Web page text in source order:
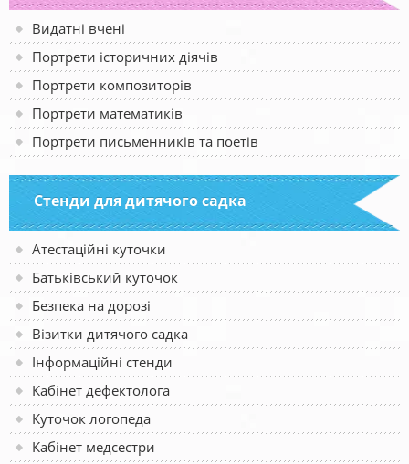
Видатні вчені
Портрети історичних діячів
Портрети композиторів
Портрети математиків
Портрети письменників та поетів
Стенди для дитячого садка
Атестаційні куточки
Батьківський куточок
Безпека на дорозі
Візитки дитячого садка
Інформаційні стенди
Кабінет дефектолога
Куточок логопеда
Кабінет медсестри